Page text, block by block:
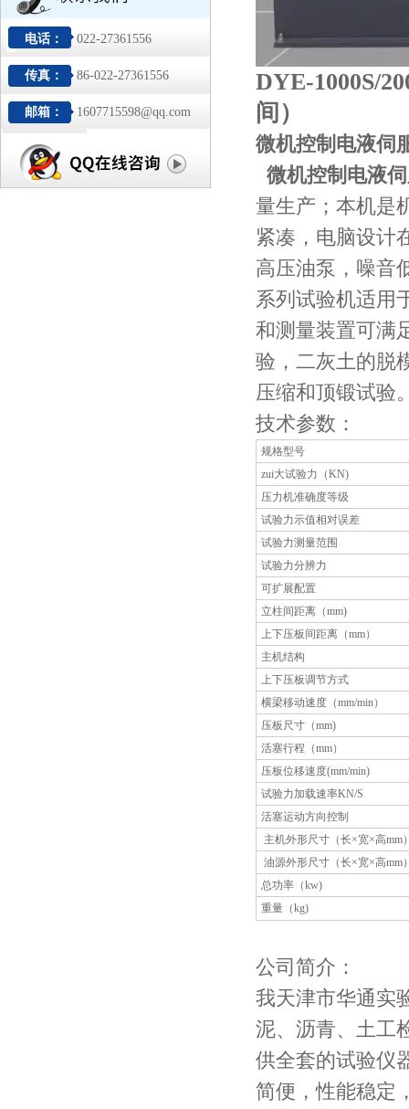
电话： 022-27361556
传真： 86-022-27361556
邮箱： 1607715598@qq.com
DYE-1000S/
间）
微机控制电液伺
微机控制电液
量生产；本机是
紧凑，电脑设计
高压油泵，噪音
系列试验机适用
和测量装置可满
验，二灰土的脱
压缩和顶锻试验
技术参数：
规格型号
zui大试验力（KN)
压力机准确度等级
试验力示值相对误差
试验力测量范围
试验力分辨力
可扩展配置
立柱间距离（mm)
上下压板间距离（mm）
主机结构
上下压板调节方式
横梁移动速度（mm/min）
压板尺寸（mm)
活塞行程（mm）
压板位移速度(mm/min)
试验力加载速率KN/S
活塞运动方向控制
主机外形尺寸（长×宽×高mm
油源外形尺寸（长×宽×高mm
总功率（kw)
重量（kg)
公司简介：
我天津市华通实
泥、沥青、土工
供全套的试验仪
简便，性能稳定